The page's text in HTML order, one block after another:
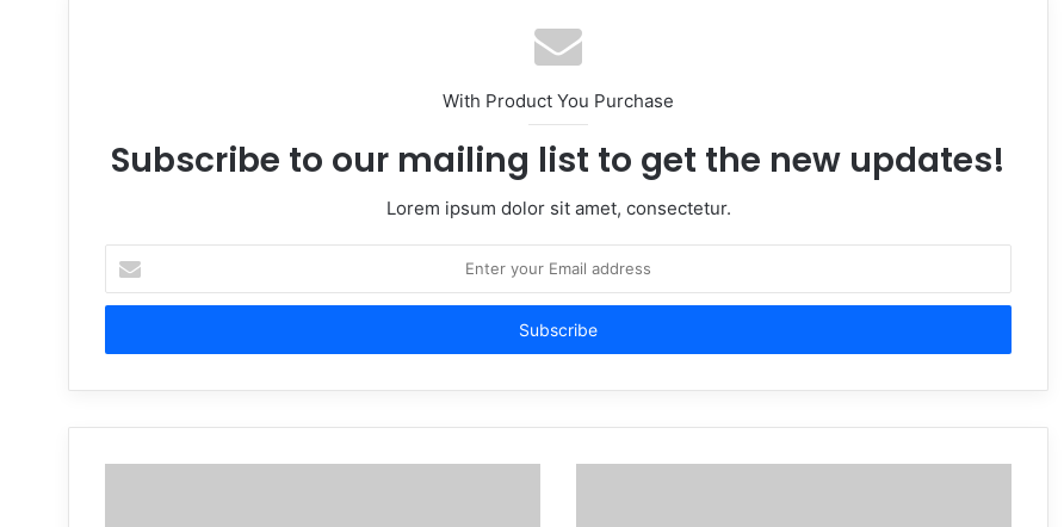
With Product You Purchase
Subscribe to our mailing list to get the new updates!
Lorem ipsum dolor sit amet, consectetur.
your
Email